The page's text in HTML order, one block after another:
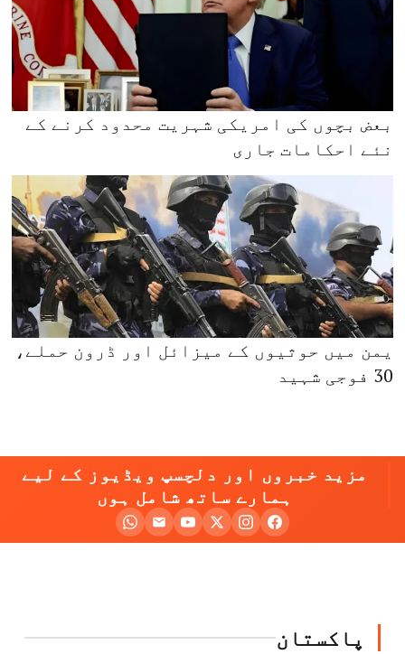
بعض بچوں کی امریکی شہریت محدود کرنے کے
نئے احکامات جاری
یمن میں حوثیوں کے میزائل اور ڈرون حملے،
30 فوجی شہید
مزید خبروں اور دلچسپ ویڈیوز کے لیے
ہمارے ساتھ شامل ہوں
پاکستان